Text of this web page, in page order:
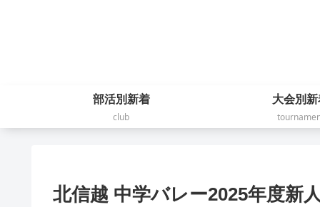
部活別新着
club
大会別新
北信越 中学バレー2025年度新